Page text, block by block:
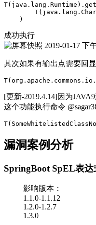
    )
成功执行
其次如果有输出点需要回
[更新-2019.4.14]因为
这个功能执行命令
漏洞案例分析
SpringBoot SpEL表达
影响版本：
1.1.0-1.1.12
1.2.0-1.2.7
1.3.0